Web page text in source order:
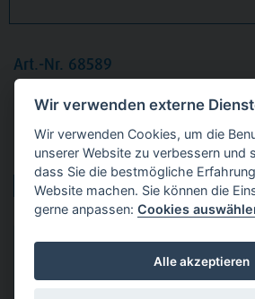
Art.-Nr. 68589
Packung
Flamme, Kopflänge: 8 mm, ISO 012
Produktvarianten:
dental 2000
Dental Eggert
Wir verwenden externe
Wir verwenden Cookies, um die
unserer Website zu verbessern und
dass Sie die bestmögliche
Website machen. Sie können die
gerne anpassen:Cookies
Alle akzeptieren